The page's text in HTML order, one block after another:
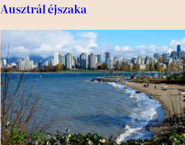
Ausztrál éjszaka